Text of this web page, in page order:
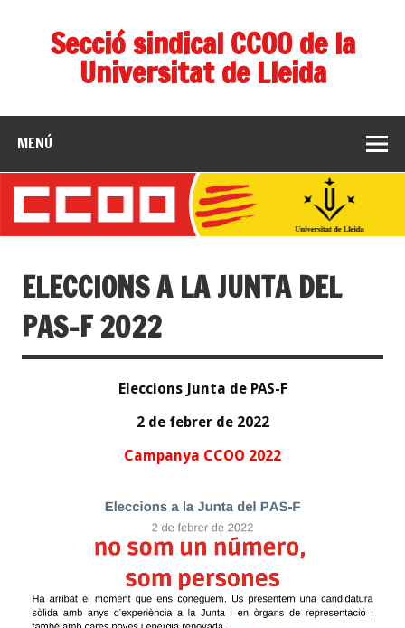
Secció sindical CCOO de la
Universitat de Lleida
MENÚ
ELECCIONS A LA JUNTA DEL
PAS-F 2022
Eleccions Junta de PAS-F
2 de febrer de 2022
Campanya CCOO 2022